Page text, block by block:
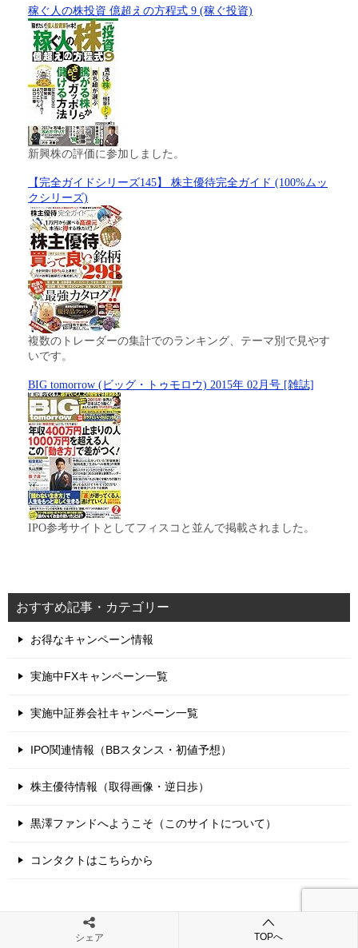
稼ぐ人の株投資 億超えの方程式 9 (稼ぐ投資)
新興株の評価に参加しました。
【完全ガイドシリーズ145】 株主優待完全ガイド (100%ムッ
クシリーズ)
複数のトレーダーの集計でのランキング、テーマ別で見やす
いです。
BIG tomorrow (ビッグ・トゥモロウ) 2015年 02月号 [雑誌]
IPO参考サイトとしてフィスコと並んで掲載されました。
おすすめ記事・カテゴリー
お得なキャンペーン情報
実施中FXキャンペーン一覧
実施中証券会社キャンペーン一覧
IPO関連情報（BBスタンス・初値予想）
株主優待情報（取得画像・逆日歩）
黒澤ファンドへようこそ（このサイトについて）
コンタクトはこちらから
シェア TOPへ